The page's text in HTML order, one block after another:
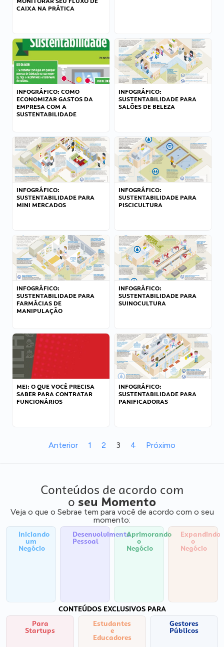
CAIXA NA PRÁTICA
INFOGRÁFICO: COMO
ECONOMIZAR GASTOS DA
EMPRESA COM A
SUSTENTABILIDADE
INFOGRÁFICO:
SUSTENTABILIDADE PARA
SALÕES DE BELEZA
INFOGRÁFICO:
SUSTENTABILIDADE PARA
MINI MERCADOS
INFOGRÁFICO:
SUSTENTABILIDADE PARA
PISCICULTURA
INFOGRÁFICO:
SUSTENTABILIDADE PARA
FARMÁCIAS DE
MANIPULAÇÃO
INFOGRÁFICO:
SUSTENTABILIDADE PARA
SUINOCULTURA
MEI: O QUE VOCÊ PRECISA
SABER PARA CONTRATAR
FUNCIONÁRIOS
INFOGRÁFICO:
SUSTENTABILIDADE PARA
PANIFICADORAS
Anterior 1 2 3 4 Próximo
Conteúdos de acordo com
o seu Momento
Veja o que o Sebrae tem para você de acordo com o seu
momento:
Iniciando
um
Negócio
Desenvolvimento
Pessoal
Aprimorando
o
Negócio
Expandindo
o
Negócio
CONTEÚDOS EXCLUSIVOS PARA
Para
Startups
Estudantes
e
Educadores
Gestores
Públicos